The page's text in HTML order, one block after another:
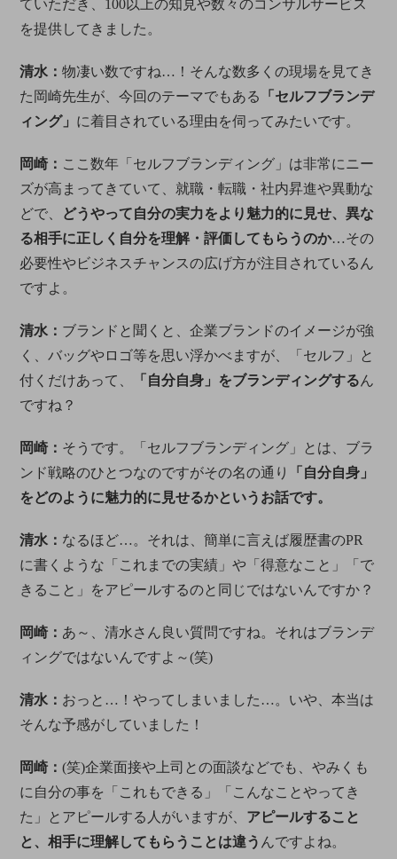
ていただき、100以上の知見や数々のコンサルサービス
を提供してきました。
清水：物凄い数ですね…！そんな数多くの現場を見てき
た岡崎先生が、今回のテーマでもある
「セルフブランデ
ィング」 に着目されている理由を伺ってみたいです。
岡崎： ここ数年「セルフブランディング」は非常にニー
ズが高まってきていて、就職・転職・社内昇進や異動な
どで、 どうやって自分の実力をより魅力的に見せ、異な
る相手に正しく自分を理解・評価してもらうのか…その
必要性やビジネスチャンスの広げ方が注目されているん
ですよ。
清水： ブランドと聞くと、企業ブランドのイメージが強
く、バッグやロゴ等を思い浮かべますが、「セルフ」と
付くだけあって、
「自分自身」をブランディングするん
ですね？
岡崎： そうです。「セルフブランディング」とは、ブラ
ンド戦略のひとつなのですがその名の通り
「自分自身」
をどのように魅力的に見せるかというお話です。
清水： なるほど…。それは、簡単に言えば履歴書のPR
に書くような「これまでの実績」や「得意なこと」「で
きること」をアピールするのと同じではないんですか？
岡崎： あ～、清水さん良い質問ですね。それはブランデ
ィングではないんですよ～(笑)
清水： おっと…！やってしまいました…。いや、本当は
そんな予感がしていました！
岡崎：(笑)企業面接や上司との面談などでも、やみくも
に自分の事を「これもできる」「こんなことやってき
た」とアピールする人がいますが、 アピールすること
と、相手に理解してもらうことは違う んですよね。